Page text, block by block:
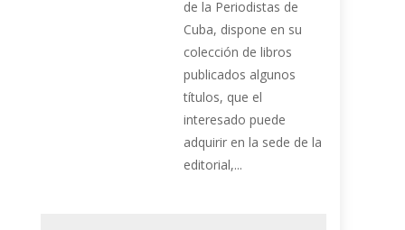
de la Periodistas de
Cuba, dispone en su
colección de libros
publicados algunos
títulos, que el
interesado puede
adquirir en la sede de la
editorial,...